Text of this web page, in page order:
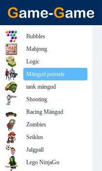
Bubbles
Mahjong
Logic
Mängud poistele
tank mängud
Shooting
Racing Mängud
Zombies
Seiklus
Jalgpall
Lego NinjaGo